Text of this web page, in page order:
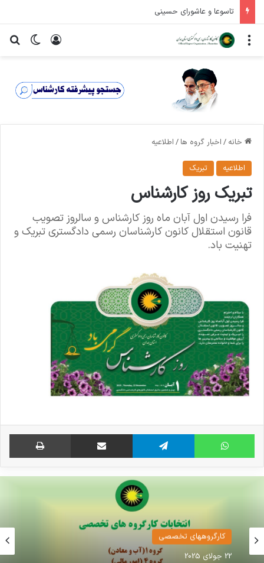
تغییر ورود منو
خانه / اخبار گروه ها / اطلاعیه
اطلاعیه تبریک
تبریک روز کارشناس
فرا رسیدن اول آبان ماه روز کارشناس و سالروز تصویب
قانون استقلال کانون کارشناسان رسمی دادگستری تبریک و
تهنیت باد.
واتس آپ تلگرام اشتراک گذاری از طریق ایمیل
کارگروههای تخصصی
22 جولای 2025